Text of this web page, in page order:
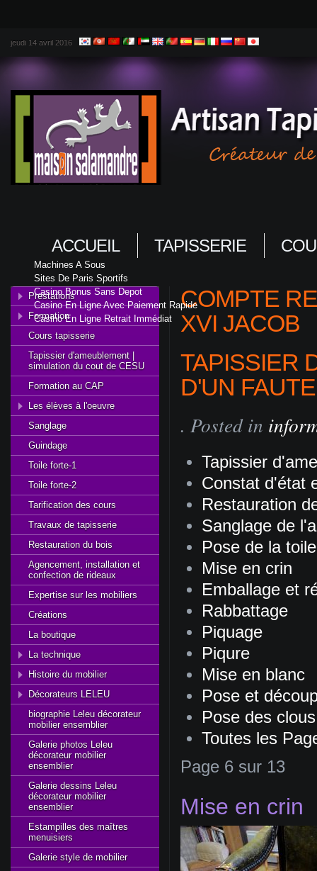
jeudi 14 avril 2016
ACCUEIL TAPISSERIE
Machines A Sous
Sites De Paris Sportifs
Casino Bonus Sans Depot
Casino En Ligne Avec Paiement Rapide
Casino En Ligne Retrait Immédiat
COMPTE
XVI JACOB
TAPISSIER
D'UN
. Posted in
Tapissier
Constat d'état
Restauration
Sanglage de
Pose de la
Mise en crin
Emballage et
Rabbattage
Piquage
Piqure
Mise en blanc
Pose et
Pose des
Toutes les
Page 6 sur 13
Mise en crin
Prestations
Formation
Cours tapisserie
Tapissier d'ameublement |
simulation du cout de CESU
Formation au CAP
Les élèves à l'oeuvre
Sanglage
Guindage
Toile forte-1
Toile forte-2
Tarification des cours
Travaux de tapisserie
Restauration du bois
Agencement, installation et
confection de rideaux
Expertise sur les mobiliers
Créations
La boutique
La technique
Histoire du mobilier
Décorateurs LELEU
biographie Leleu décorateur
mobilier ensemblier
Galerie photos Leleu
décorateur mobilier
ensemblier
Galerie dessins Leleu
décorateur mobilier
ensemblier
Estampilles des maîtres
menuisiers
Galerie style de mobilier